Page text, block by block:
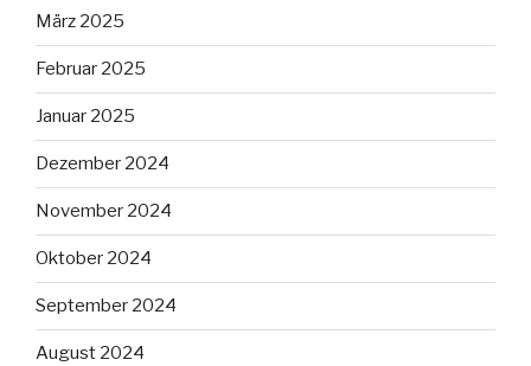
März 2025
Februar 2025
Januar 2025
Dezember 2024
November 2024
Oktober 2024
September 2024
August 2024